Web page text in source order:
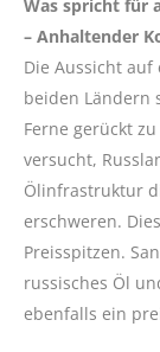
Was spricht für
– Anhaltender
Die Aussicht
beiden Ländern
Ferne gerückt
versucht,
Ölinfrastruktur
erschweren.
Preisspitzen.
russisches Öl
ebenfalls ein